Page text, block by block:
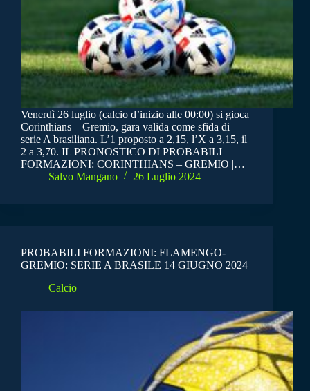
Venerdì 26 luglio (calcio d’inizio alle 00:00) si gioca
Corinthians – Gremio, gara valida come sfida di
serie A brasiliana. L’1 proposto a 2,15, l’X a 3,15, il
2 a 3,70. IL PRONOSTICO DI PROBABILI
FORMAZIONI: CORINTHIANS – GREMIO |…
Salvo Mangano
26 Luglio 2024
PROBABILI FORMAZIONI: FLAMENGO-
GREMIO: SERIE A BRASILE 14 GIUGNO 2024
Calcio